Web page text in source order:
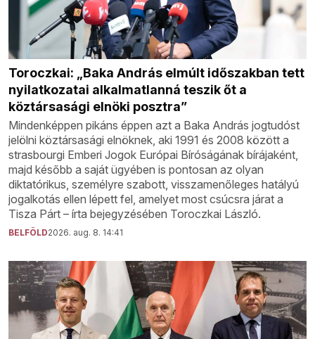
Toroczkai: „Baka András elmúlt időszakban tett
nyilatkozatai alkalmatlanná teszik őt a
köztársasági elnöki posztra”
Mindenképpen pikáns éppen azt a Baka András jogtudóst
jelölni köztársasági elnöknek, aki 1991 és 2008 között a
strasbourgi Emberi Jogok Európai Bíróságának bírájaként,
majd később a saját ügyében is pontosan az olyan
diktatórikus, személyre szabott, visszamenőleges hatályú
jogalkotás ellen lépett fel, amelyet most csúcsra járat a
Tisza Párt – írta bejegyzésében Toroczkai László.
BELFÖLD2026. aug. 8. 14:41